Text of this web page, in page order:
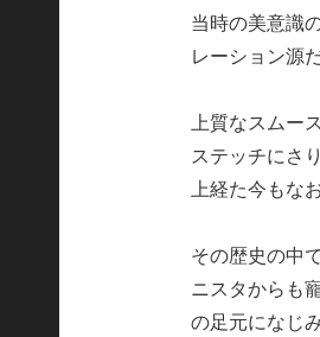
当時の美意識
レーション源
上質なスムー
ステッチにさ
上経た今もな
その歴史の中
ニスタからも
の足元になじ